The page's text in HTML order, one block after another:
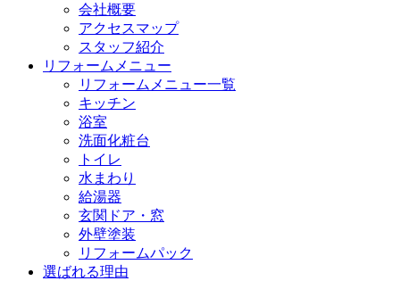
会社概要
アクセスマップ
スタッフ紹介
リフォームメニュー
リフォームメニュー一覧
キッチン
浴室
洗面化粧台
トイレ
水まわり
給湯器
玄関ドア・窓
外壁塗装
リフォームパック
選ばれる理由